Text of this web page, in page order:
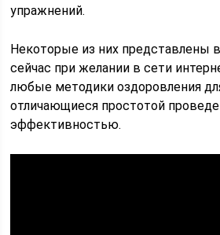
упражнений.
Некоторые из них представлены в
сейчас при желании в сети
любые методики оздоровления
отличающиеся простотой
эффективностью.